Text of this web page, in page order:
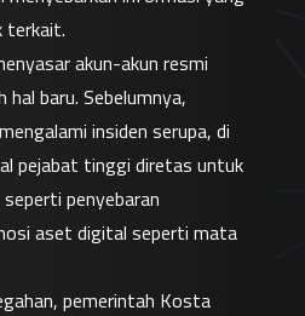
terkait.
akun-akun resmi
hal baru. Sebelumnya,
insiden serupa, di
pejabat tinggi diretas untuk
penyebaran
aset digital seperti mata
pemerintah Kosta